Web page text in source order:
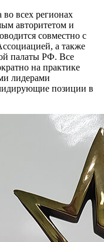
всех регионах
авторитетом и
совместно с
а также
палаты РФ. Все
на практике
лидерами
позиции в